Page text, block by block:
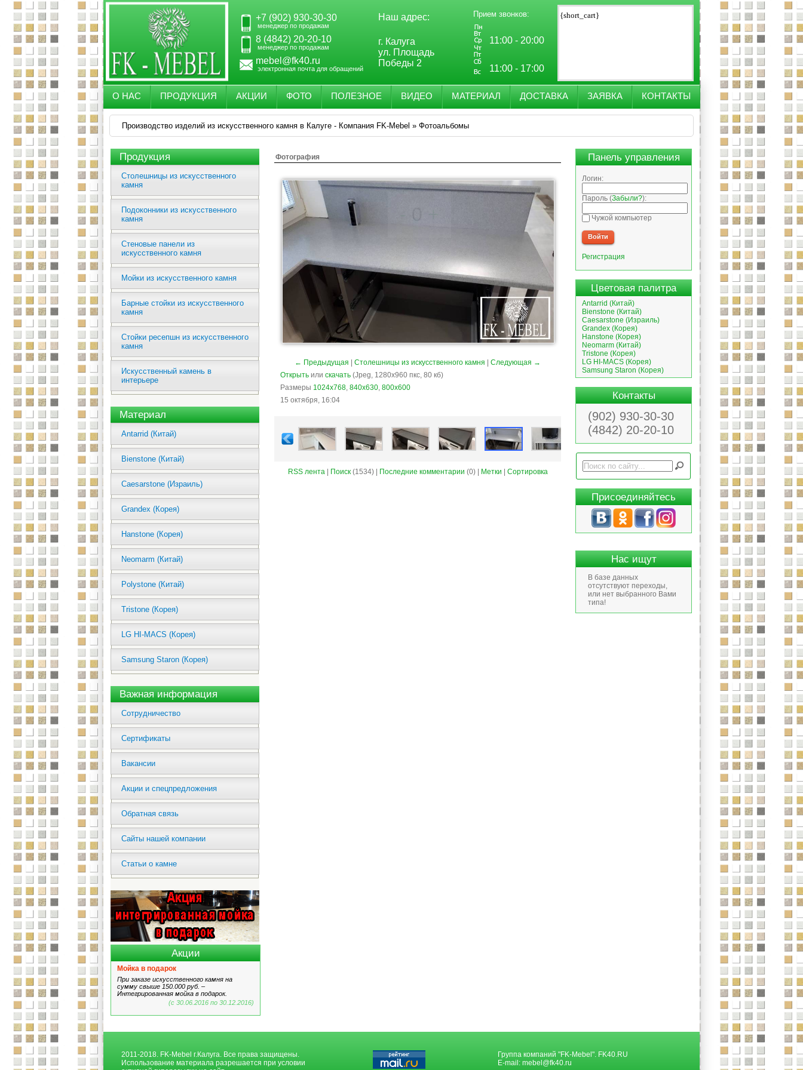
Наш адрес:
г. Калуга
ул. Площадь
Победы 2
{short_cart}
+7 (902) 930-30-30
менеджер по продажам
8 (4842) 20-20-10
менеджер по продажам
mebel@fk40.ru
электронная почта для обращений
Прием звонков:
11:00 - 20:00
11:00 - 17:00
О НАС ПРОДУКЦИЯ АКЦИИ ФОТО ПОЛЕЗНОЕ ВИДЕО МАТЕРИАЛ ДОСТАВКА ЗАЯВКА КОНТАКТЫ
Производство изделий из искусственного камня в Калуге - Компания FK-Mebel » Фотоальбомы
Продукция
Столешницы из искусственного
камня
Подоконники из искусственного
камня
Стеновые панели из
искусственного камня
Мойки из искусственного камня
Барные стойки из искусственного
камня
Стойки ресепшн из искусственного
камня
Искусственный камень в
интерьере
Материал
Antarrid (Китай)
Bienstone (Китай)
Caesarstone (Израиль)
Grandex (Корея)
Hanstone (Корея)
Neomarm (Китай)
Polystone (Китай)
Tristone (Корея)
LG HI-MACS (Корея)
Samsung Staron (Корея)
Важная информация
Сотрудничество
Сертификаты
Вакансии
Акции и спецпредложения
Обратная связь
Сайты нашей компании
Статьи о камне
Акции
Мойка в подарок
При заказе искусственного камня на
сумму свыше 150.000 руб. –
Интегрированная мойка в подарок.
(с 30.06.2016 по 30.12.2016)
Фотография
0
← Предыдущая Столешницы из искусственного камня
Следующая →
Открыть или скачать (Jpeg, 1280x960 пкс, 80 кб)
Размеры 1024x768, 840x630, 800x600
15 октября, 16:04
RSS лента| Поиск(1534) | Последние комментарии (0) | Метки Сортировка
Панель управления
Логин:
Пароль (Забыли?):
Чужой компьютер
Войти
Регистрация
Цветовая палитра
Antarrid (Китай)
Bienstone (Китай)
Caesarstone (Израиль)
Grandex (Корея)
Hanstone (Корея)
Neomarm (Китай)
Tristone (Корея)
LG HI-MACS (Корея)
Samsung Staron (Корея)
Контакты
(902) 930-30-30
(4842) 20-20-10
Присоединяйтесь
Нас ищут
В базе данных
отсутствуют переходы,
или нет выбранного Вами
типа!
2011-2018. FK-Mebel г.Калуга. Все права защищены.
Использование материала разрешается при условии
Группа компаний "FK-Mebel". FK40.RU
E-mail: mebel@fk40.ru